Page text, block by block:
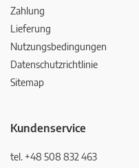
Zahlung
Lieferung
Nutzungsbedingungen
Datenschutzrichtlinie
Sitemap
Kundenservice
tel. +48 508 832 463